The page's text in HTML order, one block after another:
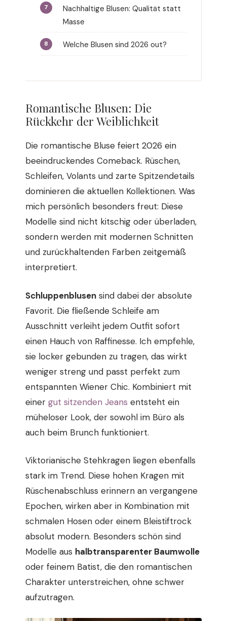
Nachhaltige Blusen: Qualität statt
Masse
Welche Blusen sind 2026 out?
Romantische Blusen: Die
Rückkehr der Weiblichkeit
Die romantische Bluse feiert 2026 ein
beeindruckendes Comeback. Rüschen,
Schleifen, Volants und zarte Spitzendetails
dominieren die aktuellen Kollektionen. Was
mich persönlich besonders freut: Diese
Modelle sind nicht kitschig oder überladen,
sondern werden mit modernen Schnitten
und zurückhaltenden Farben zeitgemäß
interpretiert.
Schluppenblusen sind dabei der absolute
Favorit. Die fließende Schleife am
Ausschnitt verleiht jedem Outfit sofort
einen Hauch von Raffinesse. Ich empfehle,
sie locker gebunden zu tragen, das wirkt
weniger streng und passt perfekt zum
entspannten Wiener Chic. Kombiniert mit
einer gut sitzenden Jeans entsteht ein
müheloser Look, der sowohl im Büro als
auch beim Brunch funktioniert.
Viktorianische Stehkragen liegen ebenfalls
stark im Trend. Diese hohen Kragen mit
Rüschenabschluss erinnern an vergangene
Epochen, wirken aber in Kombination mit
schmalen Hosen oder einem Bleistiftrock
absolut modern. Besonders schön sind
Modelle aus halbtransparenter Baumwolle
oder feinem Batist, die den romantischen
Charakter unterstreichen, ohne schwer
aufzutragen.